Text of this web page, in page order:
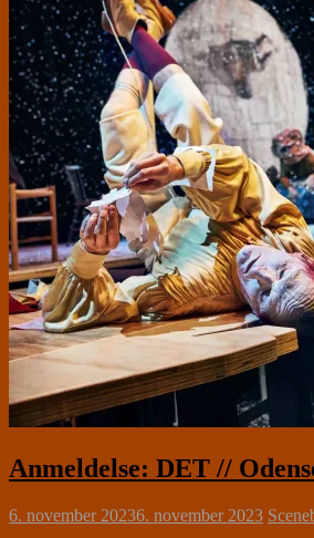
Anmeldelse: DET //
6. november 20236. november 2023